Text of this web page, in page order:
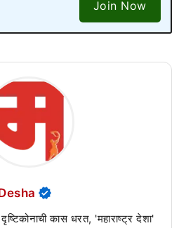
Join Now
कास धरत, 'महाराष्ट्र देशा'